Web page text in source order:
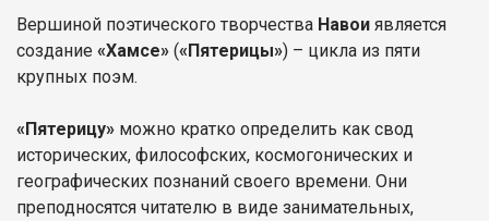
Вершиной поэтического творчества Навои является
создание «Хамсе» («Пятерицы») – цикла из пяти
крупных поэм.
«Пятерицу» можно кратко определить как свод
исторических, философских, космогонических и
географических познаний своего времени. Они
преподносятся читателю в виде занимательных,